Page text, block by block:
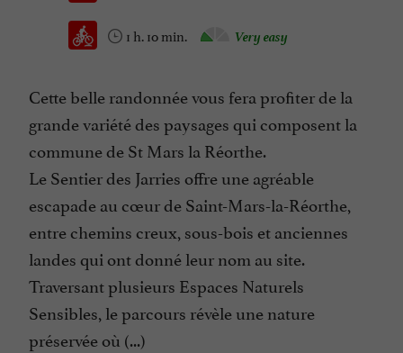
1 h. 10 min. Very easy
Cette belle randonnée vous fera profiter de la
grande variété des paysages qui composent la
commune de St Mars la Réorthe.
Le Sentier des Jarries offre une agréable
escapade au cœur de Saint-Mars-la-Réorthe,
entre chemins creux, sous-bois et anciennes
landes qui ont donné leur nom au site.
Traversant plusieurs Espaces Naturels
Sensibles, le parcours révèle une nature
préservée où (...)